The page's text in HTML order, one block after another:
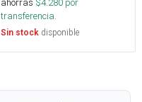
ahorras $4.280 por
transferencia.
Sin stock disponible